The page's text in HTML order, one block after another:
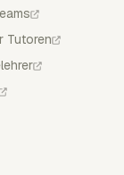
Tutoren